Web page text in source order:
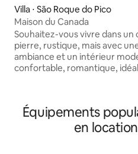
Villa ⋅ São Roque do Pico
Maison du Canada
Souhaitez-vous vivre dans un
pierre, rustique, mais avec
ambiance et un intérieur
confortable, romantique,
c'est ici. Il y a une terrasse avec
chaises longues, un
la vue complète sur l'île de
le canal. De son côté gauche,
Équipements
en